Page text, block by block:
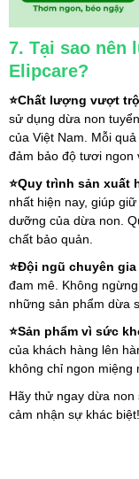
7. Tại sao nên
Elipcare?
⭐Chất lượng vượt
sử dụng dừa non
của Việt Nam. Mỗi
đảm bảo độ tươi ngon
⭐Quy trình sản xuất
nhất hiện nay, giúp
dưỡng của dừa non.
chất bảo quản.
⭐Đội ngũ chuyên
đam mê. Không
những sản phẩm dừa
⭐Sản phẩm vì sức
của khách hàng lên
không chỉ ngon miệng
Hãy thử ngay dừa non
cảm nhận sự khác biệt!